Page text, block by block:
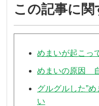
この記事に
めまいが起こっ
めまいの原因
グルグルした”
い